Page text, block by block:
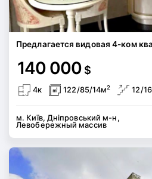
Предлагается видовая 4-ком
140 000 $
4к 122/85/14м2 12/16
м. Київ, Дніпровський м-н,
Левобережный массив